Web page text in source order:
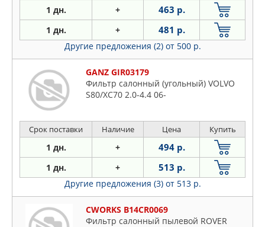
1 дн. + 463 р.
1 дн. + 481 р.
Другие предложения (2) от 500 р.
GANZ GIR03179
Фильтр салонный (угольный) VOLVO
S80/XC70 2.0-4.4 06-
Срок поставки Наличие Цена Купить
1 дн. + 494 р.
1 дн. + 513 р.
Другие предложения (3) от 513 р.
CWORKS B14CR0069
Фильтр салонный пылевой ROVER